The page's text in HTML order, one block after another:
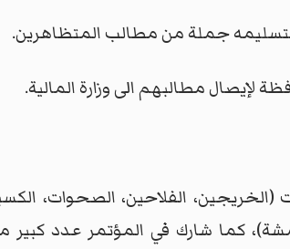
جملة من مطالب المتظاهرين.
مطالبهم الى وزارة المالية.
الفلاحين، الصحوات،
كما شارك في المؤتمر عدد كبير